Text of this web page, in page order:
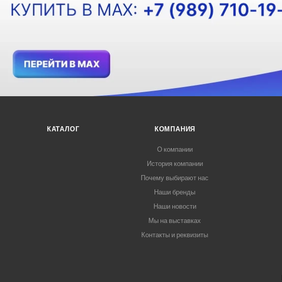
КАТАЛОГ КОМПАНИЯ
О компании
История компании
Почему выбирают нас
Наши бренды
Наши новости
Мы на выставках
Контакты и реквизиты